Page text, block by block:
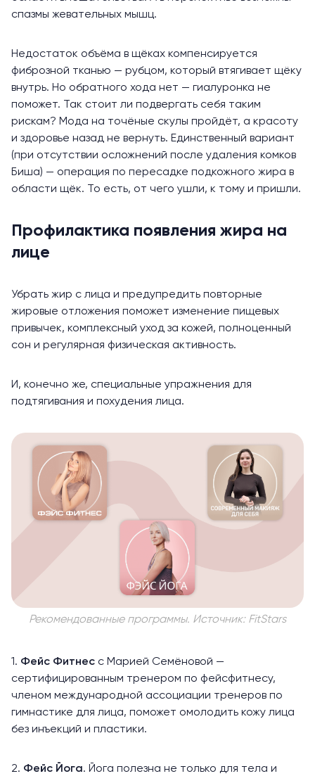
спазмы жевательных мышц.
Недостаток объёма в щёках компенсируется
фиброзной тканью — рубцом, который втягивает щёку
внутрь. Но обратного хода нет — гиалуронка не
поможет. Так стоит ли подвергать себя таким
рискам? Мода на точёные скулы пройдёт, а красоту
и здоровье назад не вернуть. Единственный вариант
(при отсутствии осложнений после удаления комков
Биша) — операция по пересадке подкожного жира в
области щёк. То есть, от чего ушли, к тому и пришли.
Профилактика появления жира на
лице
Убрать жир с лица и предупредить повторные
жировые отложения поможет изменение пищевых
привычек, комплексный уход за кожей, полноценный
сон и регулярная физическая активность.
И, конечно же, специальные упражнения для
подтягивания и похудения лица.
Рекомендованные программы. Источник: FitStars
1. Фейс Фитнес с Марией Семёновой —
сертифицированным тренером по фейсфитнесу,
членом международной ассоциации тренеров по
гимнастике для лица, поможет омолодить кожу лица
без инъекций и пластики.
2. Фейс Йога. Йога полезна не только для тела и